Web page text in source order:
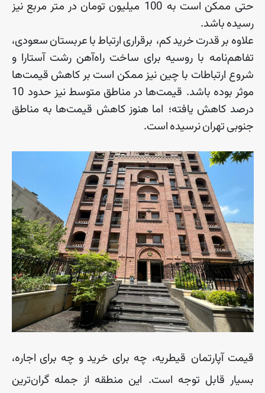
حتی ممکن است به میلیون تومان در متر مربع نیز
رسیدهباشد.
علاوه برقدرتخریدکم، برقراریارتباطباعربستانسعودی،
تفاهمنامه با روسیه برای ساخت راهآهن رشت آستارا و
شروع ارتباطات با چین نیز ممکن است بر کاهش قیمتها
موثر بوده باشد. قیمتها در مناطق متوسط نیز حدود 10
درصد کاهش یافته؛ اما هنوز کاهش قیمتها به مناطق
جنوبیتهراننرسیدهاست.
قیمت آپارتمان قیطریه، چه برای خرید و چه برای اجاره،
بسیار قابل توجه است. این منطقه از جمله گرانترین